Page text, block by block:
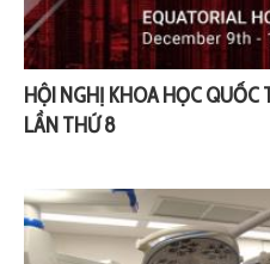
HỘI NGHỊ KHOA HỌC QUỐC
LẦN THỨ 8